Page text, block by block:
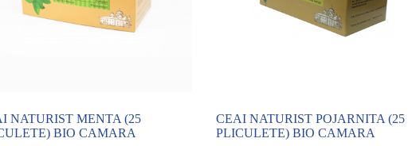
NATURIST MENTA (25
BIO CAMARA
CEAI NATURIST POJARNITA (25
PLICULETE) BIO CAMARA